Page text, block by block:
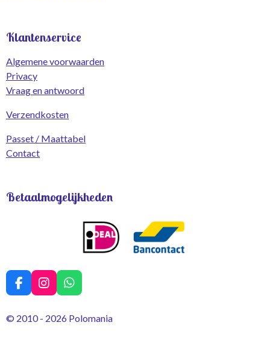
Klantenservice
Algemene voorwaarden
Privacy
Vraag en antwoord
Verzendkosten
Passet / Maattabel
Contact
Betaalmogelijkheden
F
a
e
I
n
t
W
h
t
© 2010 - 2026 Polomania